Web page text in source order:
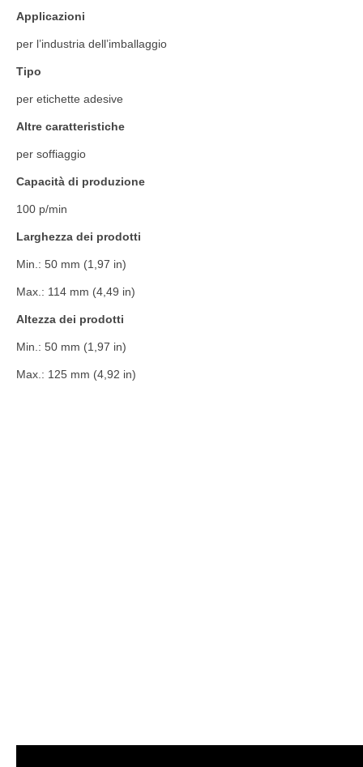
Applicazioni
per l’industria dell’imballaggio
Tipo
per etichette adesive
Altre caratteristiche
per soffiaggio
Capacità di produzione
100 p/min
Larghezza dei prodotti
Min.: 50 mm (1,97 in)
Max.: 114 mm (4,49 in)
Altezza dei prodotti
Min.: 50 mm (1,97 in)
Max.: 125 mm (4,92 in)